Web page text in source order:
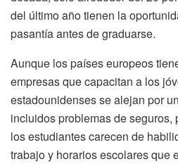
del último año tienen la
pasantía antes de graduarse.
Aunque los países europeos
empresas que capacitan a los
estadounidenses se alejan por
incluidos problemas de
los estudiantes carecen de
trabajo y horarios escolares que